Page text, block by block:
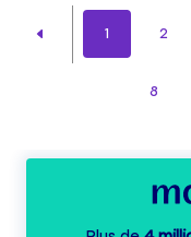
1 2
8